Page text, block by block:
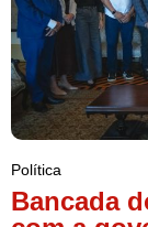
Política
Bancada